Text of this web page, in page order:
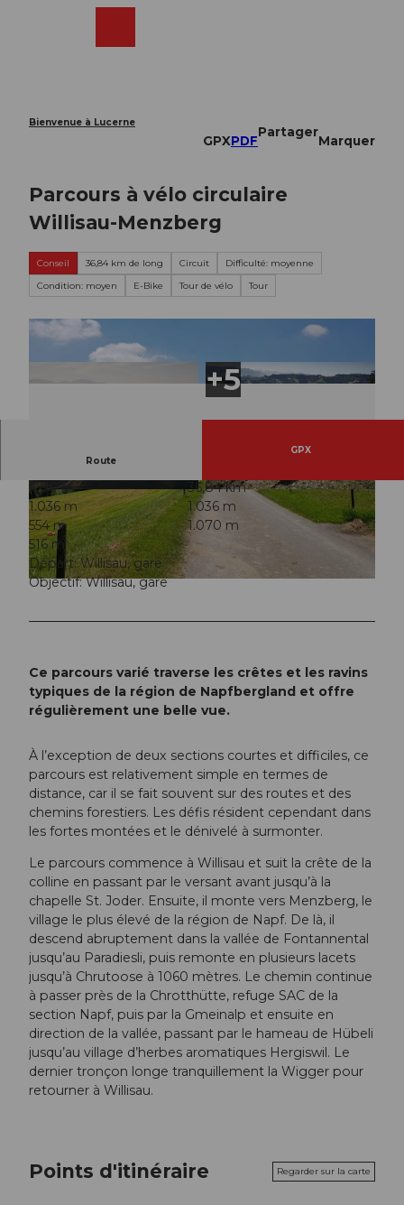
Bienvenue à Lucerne
GPXPDF
Partager
Marquer
Parcours à vélo circulaire
Willisau-Menzberg
Conseil 36,84 km de long Circuit
Difficulté: moyenne
Condition: moyen
E-Bike Tour de vélo Tour
© Willisau Tourismus, Willisau Tourismus
© Beat Brechbühl, Willisau Tourismus |
CC-BY-ND
© Beat Brechbühl, Willisau Tourismus
Route
GPX
4:00 h
36,84 km
1.036 m
1.036 m
554 m
1.070 m
516 m
Départ: Willisau, gare
Objectif: Willisau, gare
Ce parcours varié traverse les crêtes et les ravins
typiques de la région de Napfbergland et offre
régulièrement une belle vue.
À l’exception de deux sections courtes et difficiles, ce
parcours est relativement simple en termes de
distance, car il se fait souvent sur des routes et des
chemins forestiers. Les défis résident cependant dans
les fortes montées et le dénivelé à surmonter.
Le parcours commence à Willisau et suit la crête de la
colline en passant par le versant avant jusqu’à la
chapelle St. Joder. Ensuite, il monte vers Menzberg, le
village le plus élevé de la région de Napf. De là, il
descend abruptement dans la vallée de Fontannental
jusqu’au Paradiesli, puis remonte en plusieurs lacets
jusqu’à Chrutoose à 1060 mètres. Le chemin continue
à passer près de la Chrotthütte, refuge SAC de la
section Napf, puis par la Gmeinalp et ensuite en
direction de la vallée, passant par le hameau de Hübeli
jusqu’au village d’herbes aromatiques Hergiswil. Le
dernier tronçon longe tranquillement la Wigger pour
retourner à Willisau.
Points d'itinéraire Regarder sur la carte